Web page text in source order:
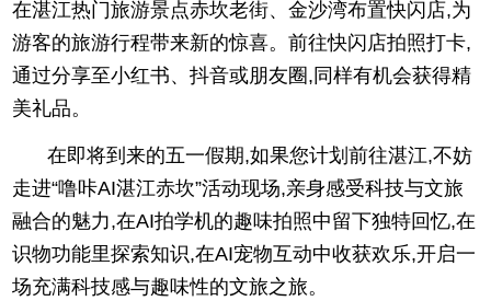
在湛江热门旅游景点赤坎老街、金沙湾布置快闪店,为
游客的旅游行程带来新的惊喜。前往快闪店拍照打卡,
通过分享至小红书、抖音或朋友圈,同样有机会获得精
美礼品。
在即将到来的五一假期,如果您计划前往湛江,不妨
走进“噜咔AI湛江赤坎”活动现场,亲身感受科技与文旅
融合的魅力,在AI拍学机的趣味拍照中留下独特回忆,在
识物功能里探索知识,在AI宠物互动中收获欢乐,开启一
场充满科技感与趣味性的文旅之旅。